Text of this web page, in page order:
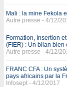
Mali : la mine Fekola
Autre presse - 4/12/
Formation, Insertion
(FIER) : Un bilan bien
Autre presse - 4/12/
FRANC CFA : Un
pays africains par la
Infosept - 4/12/2017